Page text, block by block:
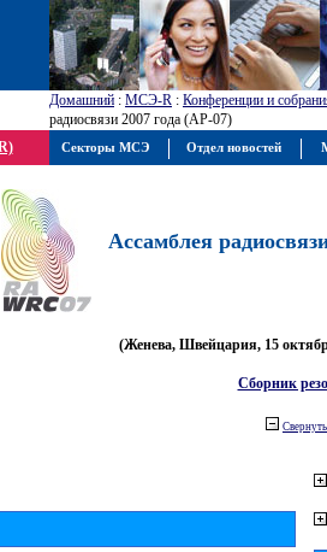
Домашний : МСЭ-R : Конференции и
радиосвязи 2007 года (АР-07)
Ассамблея
(Женева, Швейцария, 15
Сборник
Свернуть
Секторы МСЭ Отдел новостей